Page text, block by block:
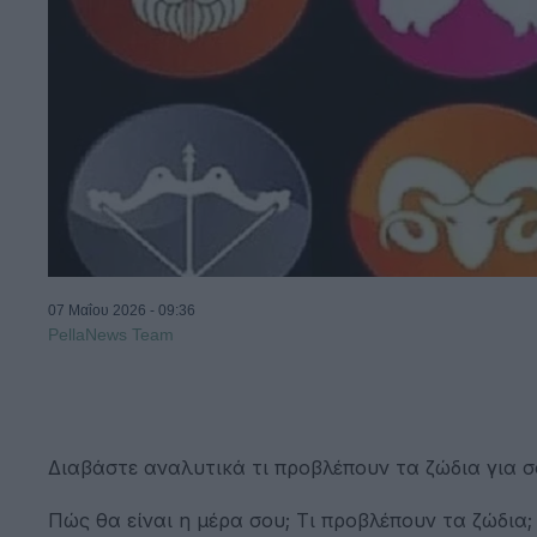
07 Μαΐου 2026 - 09:36
PellaNews Team
Διαβάστε αναλυτικά τι προβλέπουν τα ζώδια για
Πώς θα είναι η μέρα σου; Τι προβλέπουν τα ζώδια;